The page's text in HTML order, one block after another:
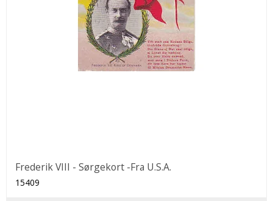
Frederik VIII - Sørgekort -Fra U.S.A.
15409